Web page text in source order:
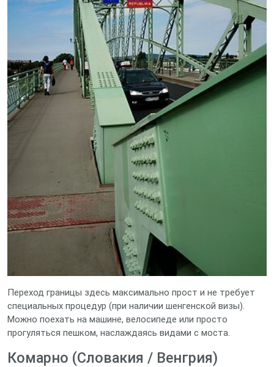
Переход границы здесь максимально прост и не требует
специальных процедур (при наличии шенгенской визы).
Можно поехать на машине, велосипеде или просто
прогуляться пешком, наслаждаясь видами с моста.
Комарно (Словакия / Венгрия)